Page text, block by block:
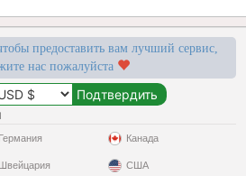
предоставить вам лучший сервис,
нас пожалуйста
Германия
Швейцария
Канада
США